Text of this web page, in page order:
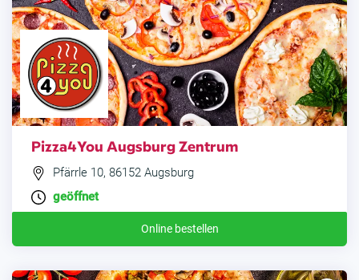
Pizza4You Augsburg Zentrum
Pfärrle 10, 86152 Augsburg
geöffnet
Online bestellen